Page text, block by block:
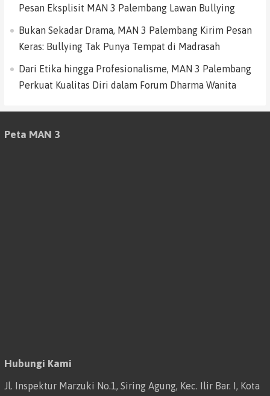
Pesan Eksplisit MAN 3 Palembang Lawan Bullying
Bukan Sekadar Drama, MAN 3 Palembang Kirim Pesan
Keras: Bullying Tak Punya Tempat di Madrasah
Dari Etika hingga Profesionalisme, MAN 3 Palembang
Perkuat Kualitas Diri dalam Forum Dharma Wanita
Peta MAN 3
Hubungi Kami
Jl. Inspektur Marzuki No.1, Siring Agung, Kec. Ilir Bar. I, Kota